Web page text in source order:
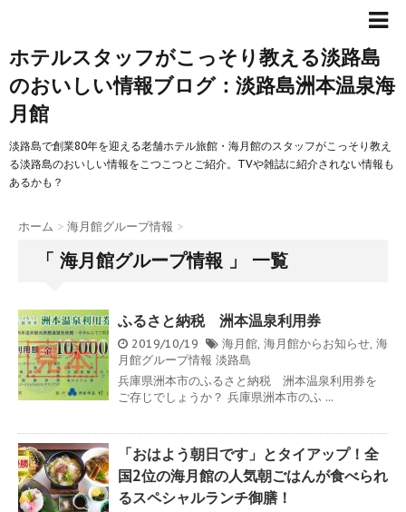
ホテルスタッフがこっそり教える淡路島
のおいしい情報ブログ：淡路島洲本温泉海
月館
淡路島で創業80年を迎える老舗ホテル旅館・海月館のスタッフがこっそり教え
る淡路島のおいしい情報をこつこつとご紹介。TVや雑誌に紹介されない情報も
あるかも？
ホーム > 海月館グループ情報 >
「 海月館グループ情報 」 一覧
ふるさと納税 洲本温泉利用券
2019/10/19 海月館, 海月館からお知らせ, 海
月館グループ情報 淡路島
兵庫県洲本市のふるさと納税 洲本温泉利用券を
ご存じでしょうか？ 兵庫県洲本市のふ ...
「おはよう朝日です」とタイアップ！全
国2位の海月館の人気朝ごはんが食べられ
るスペシャルランチ御膳！